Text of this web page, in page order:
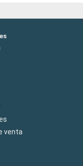
venta